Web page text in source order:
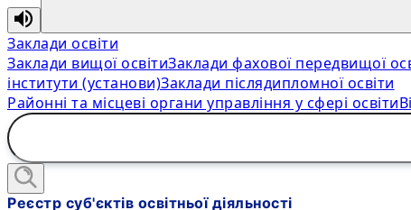
Заклади освіти
Заклади вищої освітиЗаклади фахової передвищої
інститути (установи)Заклади післядипломної освіти
Районні та місцеві органи управління у сфері освіти
Реєстр суб'єктів освітньої діяльності